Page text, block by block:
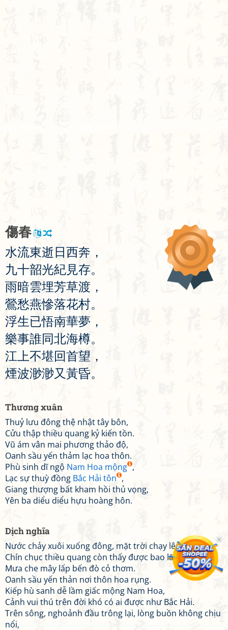
傷春
水流東逝 日 西奔 ，
九十韶光紀見存。
雨暗雲埋芳草渡 ，
鶯愁燕慘落花村。
浮生已悟南華夢 ，
樂事誰同北海樽。
江 上不堪回首望 ，
煙波渺渺又黃昏。
Thương xuân
Thuỷ lưu đông thệ nhật tây bôn,
Cửu thập thiều quang kỷ kiến tồn.
Vũ ám vân mai phương thảo độ,
Oanh sầu yến thảm lạc hoa thôn.
Phù sinh dĩ ngộ Nam Hoa mộng ,
Lạc sự thuỳ đồng Bắc Hải tôn ,
Giang thượng bất kham hồi thủ vọng,
Yên ba diểu diểu hựu hoàng hôn.
Dịch nghĩa
Nước chảy xuôi xuống đông, mặt trời chạy lên tây.
Chín chục thiều quang còn thấy được bao lăm.
Mưa che mây lấp bến đò cỏ thơm.
Oanh sầu yến thản nơi thôn hoa rụng.
Kiếp hù sanh dễ lầm giấc mộng Nam Hoa,
Cảnh vui thú trên đời khó có ai được như Bắc Hải.
Trên sông, nghoảnh đầu trông lại, lòng buồn không chịu
nổi,